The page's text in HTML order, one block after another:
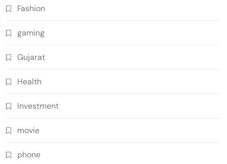
Fashion
gaming
Gujarat
Health
Investment
movie
phone